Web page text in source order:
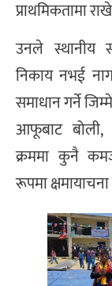
प्राथमिकतामा
उनले स्थानीय
निकाय नभई
समाधान गर्ने
आफूबाट बोली,
क्रममा कुनै
रूपमा